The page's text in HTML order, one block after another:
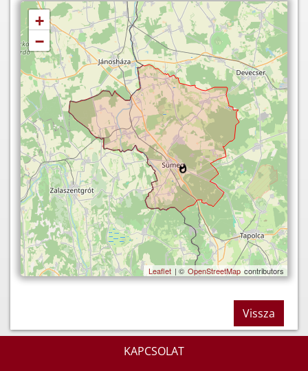
+
−
Leaflet | © OpenStreetMap contributors
Vissza
KAPCSOLAT